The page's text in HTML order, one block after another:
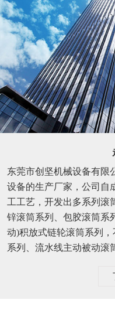
东莞市创坚机械设备有限
设备的生产厂家，公司自
工工艺，开发出多系列滚
锌滚筒系列、包胶滚筒系
动)积放式链轮滚筒系列
系列、流水线主动被动滚